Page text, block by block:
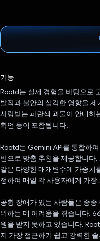
기능
Rootd는 실제 경험을 바탕으로
발작과 불안의 심각한 영향을
사랑받는 파란색 괴물이 안내하
확언 등이 포함됩니다.
Rootd는 Gemini API를 통합하
반으로 맞춤 추천을 제공합니다
같은 다양한 매개변수에 가중치
정하여 매일 각 사용자에게 가
공황 장애가 있는 사람들은 종
위하는 데 어려움을 겪습니다.
원을 받지 못하고 있습니다.
지 가장 접근하기 쉽고 강력한